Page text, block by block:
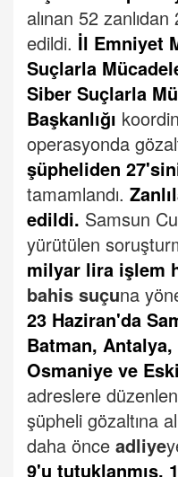
alınan 52
edildi. İl Emniyet
Suçlarla
Siber Suçlarla
Başkanlığı
operasyonda
şüpheliden
tamamlandı.
edildi. Samsun
yürütülen
milyar lira işlem
bahis suçuna
23 Haziran'da
Batman, Antalya,
Osmaniye ve
adreslere
şüpheli gözaltına
daha önce adliye
9'u tutuklanmış,